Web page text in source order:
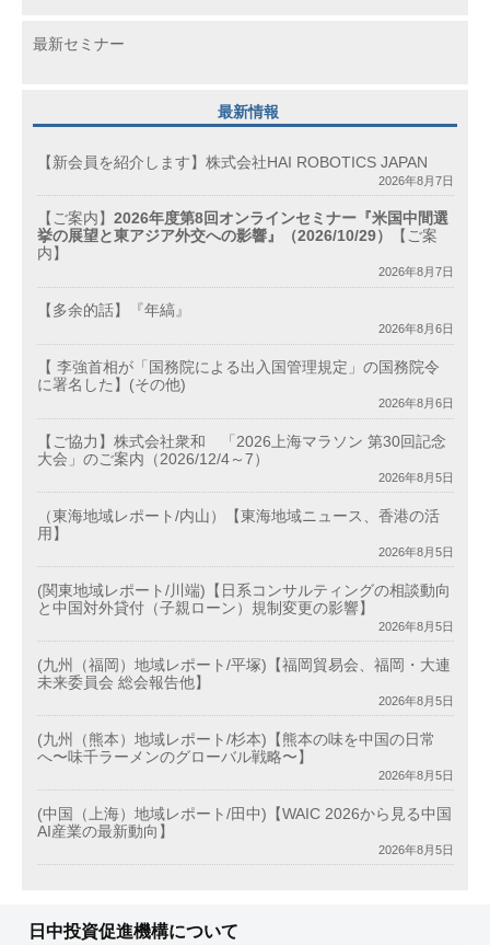
最新セミナー
最新情報
【新会員を紹介します】株式会社HAI ROBOTICS JAPAN
2026年8月7日
【ご案内】 2026年度第8回オンラインセミナー『米国中間選
挙の展望と東アジア外交への影響』（2026/10/29）
【ご案
内】
2026年8月7日
【多余的話】『年縞』
2026年8月6日
【 李強首相が「国務院による出入国管理規定」の国務院令
に署名した】(その他)
2026年8月6日
【ご協力】株式会社衆和 「2026上海マラソン 第30回記念
大会」のご案内（2026/12/4～7）
2026年8月5日
（東海地域レポート/内山）【東海地域ニュース、香港の活
用】
2026年8月5日
(関東地域レポート/川端)【日系コンサルティングの相談動向
と中国対外貸付（子親ローン）規制変更の影響】
2026年8月5日
(九州（福岡）地域レポート/平塚)【福岡貿易会、福岡・大連
未来委員会 総会報告他】
2026年8月5日
(九州（熊本）地域レポート/杉本)【熊本の味を中国の日常
へ〜味千ラーメンのグローバル戦略〜】
2026年8月5日
(中国（上海）地域レポート/田中)【WAIC 2026から見る中国
AI産業の最新動向】
2026年8月5日
日中投資促進機構について